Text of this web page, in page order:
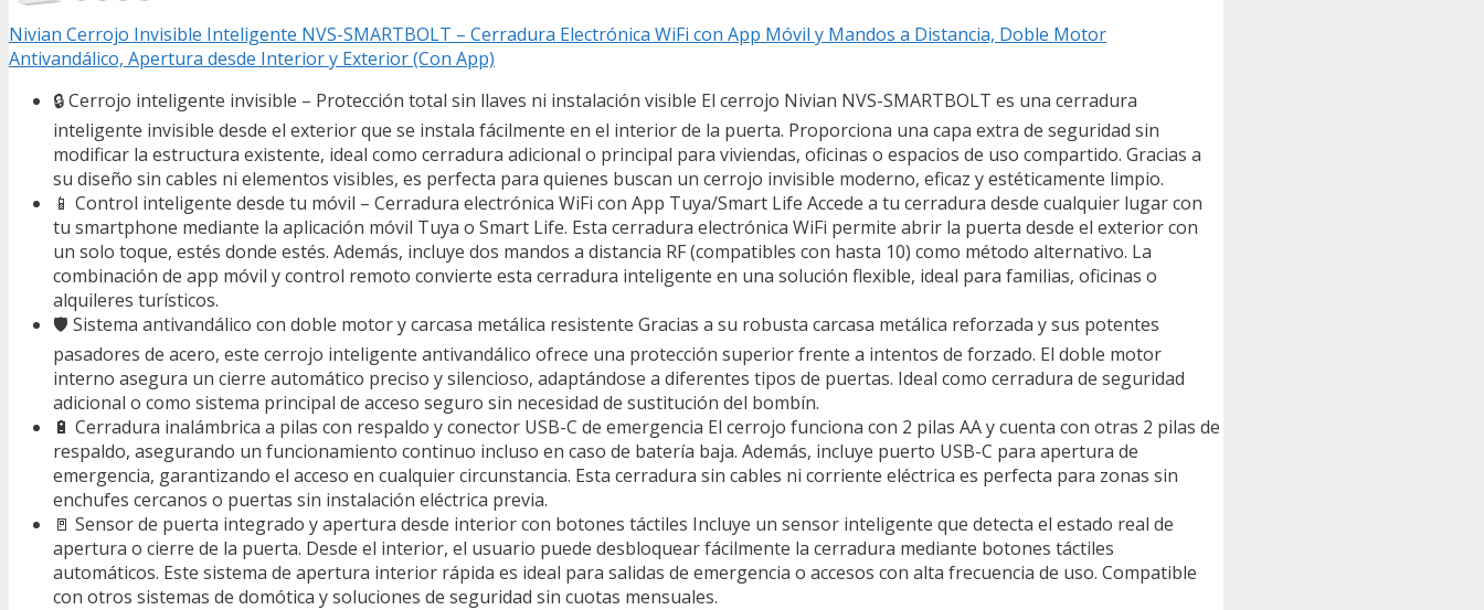
Nivian Cerrojo Invisible Inteligente NVS-SMARTBOLT – Cerradura Electrónica WiFi con App Móvil y Mandos a Distancia, Doble Motor
Antivandálico, Apertura desde Interior y Exterior (Con App)
🔒 Cerrojo inteligente invisible – Protección total sin llaves ni instalación visible El cerrojo Nivian NVS-SMARTBOLT es una cerradura
inteligente invisible desde el exterior que se instala fácilmente en el interior de la puerta. Proporciona una capa extra de seguridad sin
modificar la estructura existente, ideal como cerradura adicional o principal para viviendas, oficinas o espacios de uso compartido. Gracias a
su diseño sin cables ni elementos visibles, es perfecta para quienes buscan un cerrojo invisible moderno, eficaz y estéticamente limpio.
📱 Control inteligente desde tu móvil – Cerradura electrónica WiFi con App Tuya/Smart Life Accede a tu cerradura desde cualquier lugar con
tu smartphone mediante la aplicación móvil Tuya o Smart Life. Esta cerradura electrónica WiFi permite abrir la puerta desde el exterior con
un solo toque, estés donde estés. Además, incluye dos mandos a distancia RF (compatibles con hasta 10) como método alternativo. La
combinación de app móvil y control remoto convierte esta cerradura inteligente en una solución flexible, ideal para familias, oficinas o
alquileres turísticos.
🛡️ Sistema antivandálico con doble motor y carcasa metálica resistente Gracias a su robusta carcasa metálica reforzada y sus potentes
pasadores de acero, este cerrojo inteligente antivandálico ofrece una protección superior frente a intentos de forzado. El doble motor
interno asegura un cierre automático preciso y silencioso, adaptándose a diferentes tipos de puertas. Ideal como cerradura de seguridad
adicional o como sistema principal de acceso seguro sin necesidad de sustitución del bombín.
🔋 Cerradura inalámbrica a pilas con respaldo y conector USB-C de emergencia El cerrojo funciona con 2 pilas AA y cuenta con otras 2 pilas de
respaldo, asegurando un funcionamiento continuo incluso en caso de batería baja. Además, incluye puerto USB-C para apertura de
emergencia, garantizando el acceso en cualquier circunstancia. Esta cerradura sin cables ni corriente eléctrica es perfecta para zonas sin
enchufes cercanos o puertas sin instalación eléctrica previa.
🚪 Sensor de puerta integrado y apertura desde interior con botones táctiles Incluye un sensor inteligente que detecta el estado real de
apertura o cierre de la puerta. Desde el interior, el usuario puede desbloquear fácilmente la cerradura mediante botones táctiles
automáticos. Este sistema de apertura interior rápida es ideal para salidas de emergencia o accesos con alta frecuencia de uso. Compatible
con otros sistemas de domótica y soluciones de seguridad sin cuotas mensuales.